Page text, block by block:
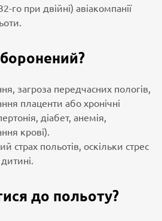
го при двійні) авіакомпанії
загроза передчасних пологів,
плаценти або хронічні
діабет, анемія,
крові).
страх польотів, оскільки стрес
до польоту?